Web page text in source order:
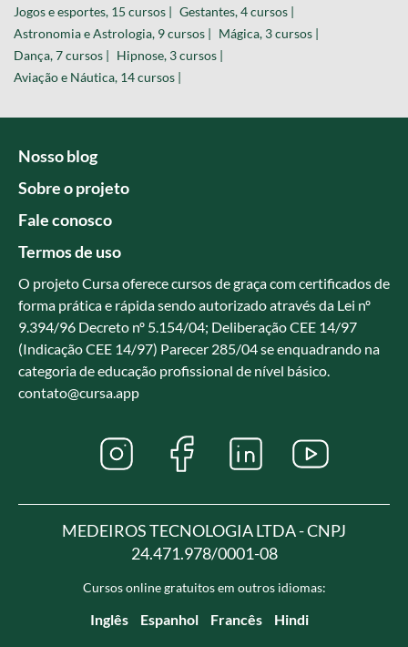
Jogos e esportes, 15 cursos |
Gestantes, 4 cursos |
Astronomia e Astrologia, 9 cursos |
Mágica, 3 cursos |
Dança, 7 cursos |
Hipnose, 3 cursos |
Aviação e Náutica, 14 cursos |
Nosso blog
Sobre o projeto
Fale conosco
Termos de uso
O projeto Cursa oferece cursos de graça com certificados de
forma prática e rápida sendo autorizado através da Lei nº
9.394/96 Decreto nº 5.154/04; Deliberação CEE 14/97
(Indicação CEE 14/97) Parecer 285/04 se enquadrando na
categoria de educação profissional de nível básico.
contato@cursa.app
MEDEIROS TECNOLOGIA LTDA - CNPJ
24.471.978/0001-08
Cursos online gratuitos em outros idiomas:
Inglês Espanhol Francês Hindi